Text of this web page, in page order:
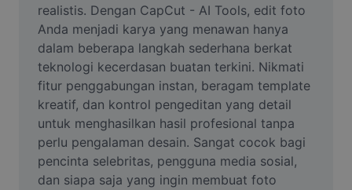
AI People Remover
AI Inpainting
Face Cutout
Video
Hapus latar belakang video
realistis. Dengan CapCut - AI Tools, edit foto
Anda menjadi karya yang menawan hanya
dalam beberapa langkah sederhana berkat
teknologi kecerdasan buatan terkini. Nikmati
fitur penggabungan instan, beragam template
kreatif, dan kontrol pengeditan yang detail
untuk menghasilkan hasil profesional tanpa
perlu pengalaman desain. Sangat cocok bagi
pencinta selebritas, pengguna media sosial,
dan siapa saja yang ingin membuat foto